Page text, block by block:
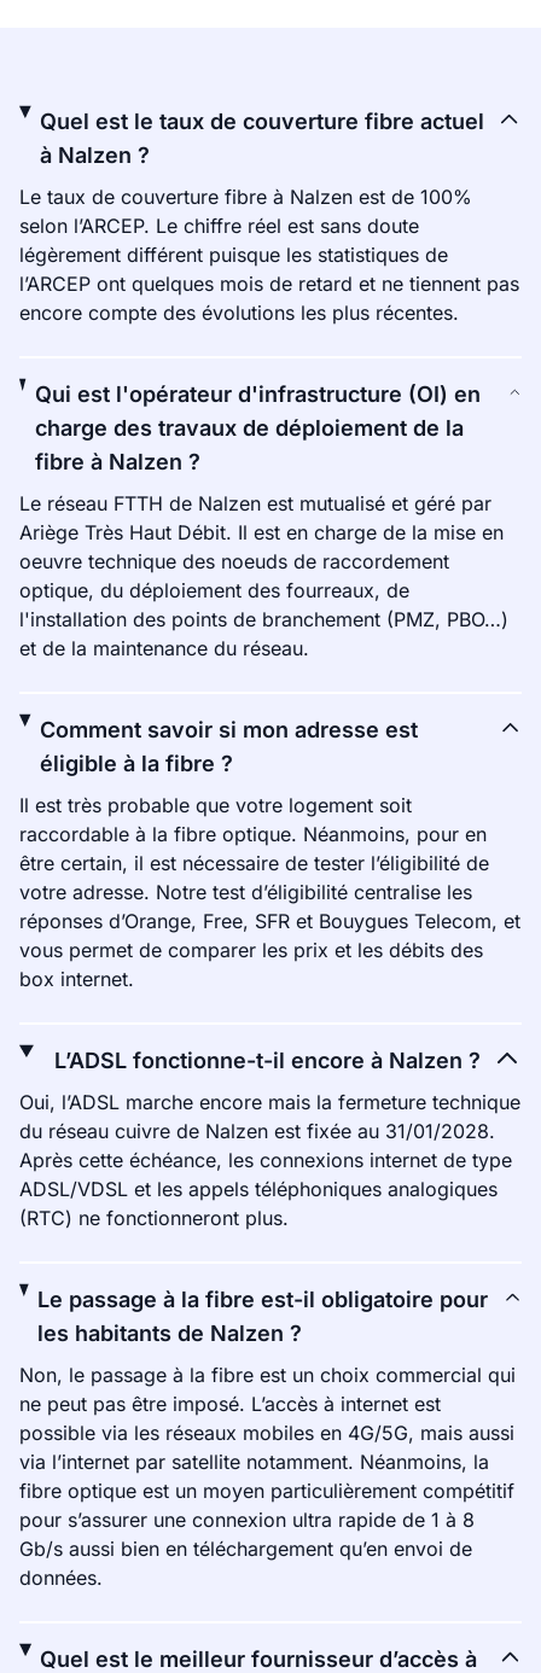
Quel est le taux de couverture fibre actuel
à Nalzen ?
Le taux de couverture fibre à Nalzen est de 100%
selon l’ARCEP. Le chiffre réel est sans doute
légèrement différent puisque les statistiques de
l’ARCEP ont quelques mois de retard et ne tiennent pas
encore compte des évolutions les plus récentes.
Qui est l'opérateur d'infrastructure (OI) en
charge des travaux de déploiement de la
fibre à Nalzen ?
Le réseau FTTH de Nalzen est mutualisé et géré par
Ariège Très Haut Débit. Il est en charge de la mise en
oeuvre technique des noeuds de raccordement
optique, du déploiement des fourreaux, de
l'installation des points de branchement (PMZ, PBO…)
et de la maintenance du réseau.
Comment savoir si mon adresse est
éligible à la fibre ?
Il est très probable que votre logement soit
raccordable à la fibre optique. Néanmoins, pour en
être certain, il est nécessaire de tester l’éligibilité de
votre adresse. Notre test d’éligibilité centralise les
réponses d’Orange, Free, SFR et Bouygues Telecom, et
vous permet de comparer les prix et les débits des
box internet.
L’ADSL fonctionne-t-il encore à Nalzen ?
Oui, l’ADSL marche encore mais la fermeture technique
du réseau cuivre de Nalzen est fixée au 31/01/2028.
Après cette échéance, les connexions internet de type
ADSL/VDSL et les appels téléphoniques analogiques
(RTC) ne fonctionneront plus.
Le passage à la fibre est-il obligatoire pour
les habitants de Nalzen ?
Non, le passage à la fibre est un choix commercial qui
ne peut pas être imposé. L’accès à internet est
possible via les réseaux mobiles en 4G/5G, mais aussi
via l’internet par satellite notamment. Néanmoins, la
fibre optique est un moyen particulièrement compétitif
pour s’assurer une connexion ultra rapide de 1 à 8
Gb/s aussi bien en téléchargement qu’en envoi de
données.
Quel est le meilleur fournisseur d’accès à